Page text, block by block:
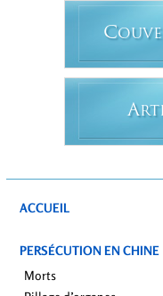
C
A
ACCUEIL
PERSÉCUTION EN CHINE
Morts